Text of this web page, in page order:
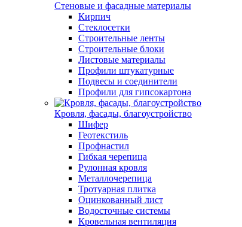
Стеновые и фасадные материалы
Кирпич
Стеклосетки
Строительные ленты
Строительные блоки
Листовые материалы
Профили штукатурные
Подвесы и соединители
Профили для гипсокартона
Кровля, фасады, благоустройство
Шифер
Геотекстиль
Профнастил
Гибкая черепица
Рулонная кровля
Металлочерепица
Тротуарная плитка
Оцинкованный лист
Водосточные системы
Кровельная вентиляция